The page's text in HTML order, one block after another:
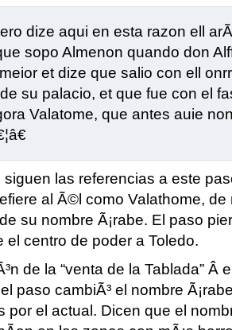
dize aqui en esta razon ell
sopo Almenon quando don
et dize que salio con ell
su palacio, et que fue con el
Valatome, que antes auie
siguen las referencias a este
al Ã©l como Valathome, de
su nombre Ã¡rabe. El paso
el centro de poder a Toledo.
de la “venta de la Tablada” Â
paso cambiÃ³ el nombre
por el actual. Dicen que el